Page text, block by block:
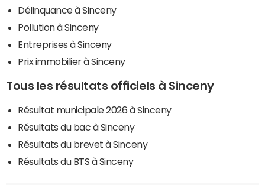
Délinquance à Sinceny
Pollution à Sinceny
Entreprises à Sinceny
Prix immobilier à Sinceny
Tous les résultats officiels à Sinceny
Résultat municipale 2026 à Sinceny
Résultats du bac à Sinceny
Résultats du brevet à Sinceny
Résultats du BTS à Sinceny